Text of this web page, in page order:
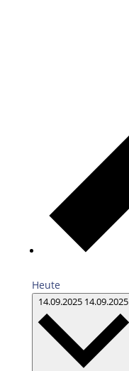
Heute
14.09.2025 14.09.2025